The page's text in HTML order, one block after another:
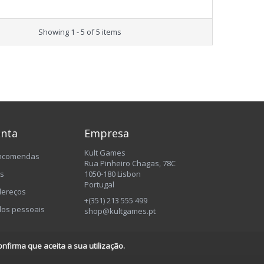
que aceita a sua utilização.
Showing 1 - 5 of 5 items
pessoais
Empresa
Kult Games
Rua Pinheiro Chagas, 78C
1050-180 Lisbon
Portugal
+(351) 213 555 499
shop@kultgames.pt